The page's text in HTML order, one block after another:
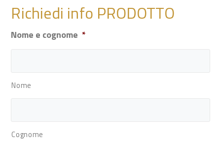
Richiedi info PRODOTTO
Nome e cognome *
Nome
Cognome